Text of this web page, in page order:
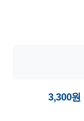
3,300원